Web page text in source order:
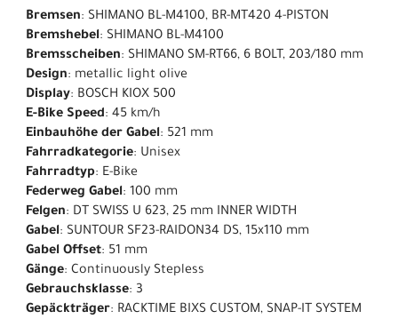
Bremsen: SHIMANO BL-M4100, BR-MT420 4-PISTON
Bremshebel: SHIMANO BL-M4100
Bremsscheiben: SHIMANO SM-RT66, 6 BOLT, 203/180 mm
Design: metallic light olive
Display: BOSCH KIOX 500
E-Bike Speed: 45 km/h
Einbauhöhe der Gabel: 521 mm
Fahrradkategorie: Unisex
Fahrradtyp: E-Bike
Federweg Gabel: 100 mm
Felgen: DT SWISS U 623, 25 mm INNER WIDTH
Gabel: SUNTOUR SF23-RAIDON34 DS, 15x110 mm
Gabel Offset: 51 mm
Gänge: Continuously Stepless
Gebrauchsklasse: 3
Gepäckträger: RACKTIME BIXS CUSTOM, SNAP-IT SYSTEM